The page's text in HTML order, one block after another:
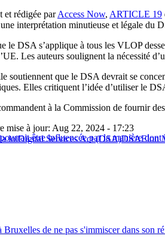
et rédigée parAccess Now, ARTICLE 19
interprétation minutieuse et légale du
le DSA s’applique à tous les VLOP
Les auteurs soulignent la nécessité
soutiennent que le DSA devrait se
Elles critiquent l’idée d’utiliser le
à la Commission de fournir
être influencée par la manière
mise à jour: Aug 22, 2024 - 17:23
loiDigital Services Act (DSA)DSAElon
de ne pas s'immiscer dans son